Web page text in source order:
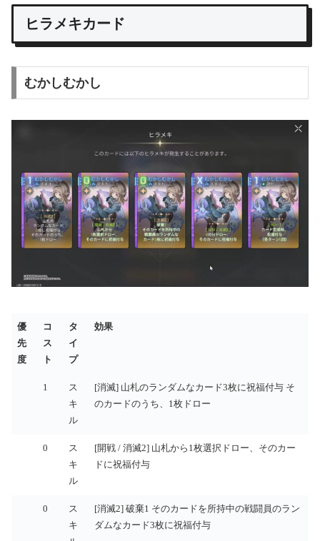
ヒラメキカード
むかしむかし
優
先
度
コ
ス
ト
タ
イ
プ
効果
イ
効果
1
ス
キ
ル
[消滅] 山札のランダムなカード3枚に祝福付与 そ
のカードのうち、1枚ドロー
0
ス
キ
ル
[開戦 / 消滅2] 山札から1枚選択ドロー、そのカー
ドに祝福付与
0
ス
キ
[消滅2] 破棄1 そのカードを所持中の戦闘員のラン
ダムなカード3枚に祝福付与